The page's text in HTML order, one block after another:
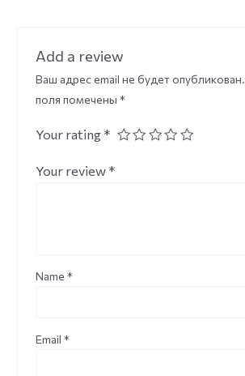
Add a review
Ваш адрес email не будет опубликован.
поля помечены *
Your rating *
Your review *
Name *
Email *